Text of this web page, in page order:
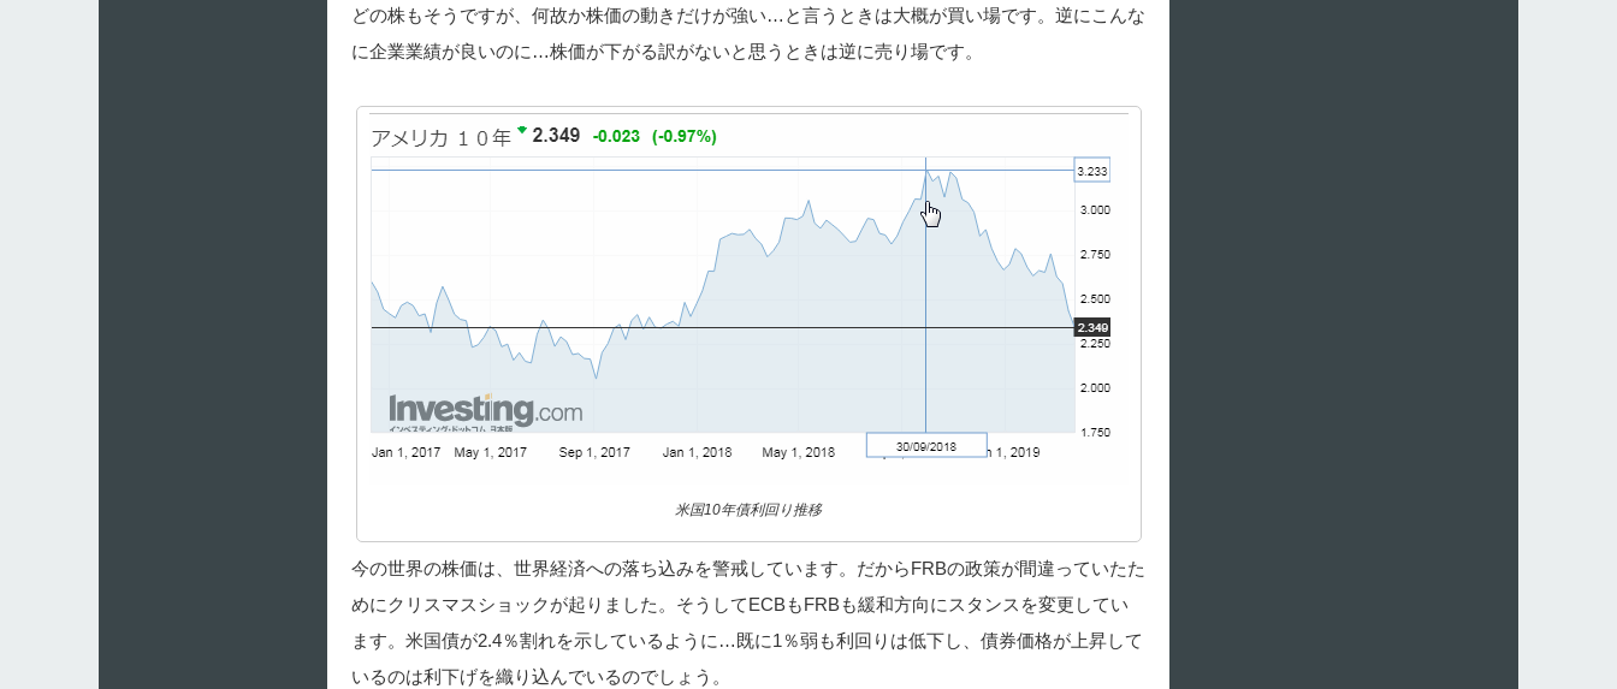
どの株もそうですが、何故か株価の動きだけが強い…と言うときは大概が買い場です。逆にこんな
に企業業績が良いのに…株価が下がる訳がないと思うときは逆に売り場です。
米国10年債利回り推移
今の世界の株価は、世界経済への落ち込みを警戒しています。だからFRBの政策が間違っていたた
めにクリスマスショックが起りました。そうしてECBもFRBも緩和方向にスタンスを変更してい
ます。米国債が2.4％割れを示しているように…既に1％弱も利回りは低下し、債券価格が上昇して
いるのは利下げを織り込んでいるのでしょう。